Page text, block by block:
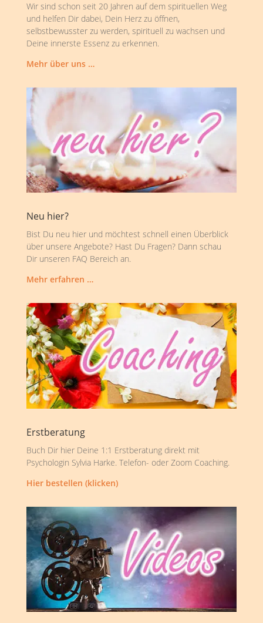
Wir sind schon seit 20 Jahren auf dem spirituellen Weg
und helfen Dir dabei, Dein Herz zu öffnen,
selbstbewusster zu werden, spirituell zu wachsen und
Deine innerste Essenz zu erkennen.
Mehr über uns …
Neu hier?
Bist Du neu hier und möchtest schnell einen Überblick
über unsere Angebote? Hast Du Fragen? Dann schau
Dir unseren FAQ Bereich an.
Mehr erfahren …
Erstberatung
Buch Dir hier Deine 1:1 Erstberatung direkt mit
Psychologin Sylvia Harke. Telefon- oder Zoom Coaching.
Hier bestellen (klicken)